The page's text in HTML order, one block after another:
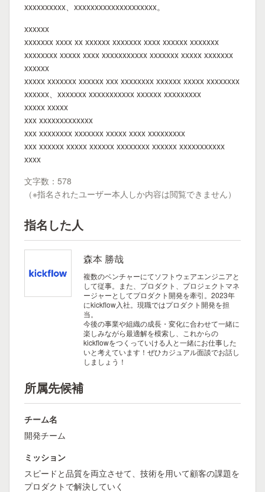
xxxxxxxxxx、xxxxxxxxxxxxxxxxxxxx。
xxxxxx
xxxxxxx xxxx xx xxxxxx xxxxxxx xxxx xxxxxx xxxxxxx
xxxxxxxx xxxxx xxxx xxxxxxxxxxx xxxxxxx xxxxx xxxxxxx
xxxxxx
xxxxx xxxxxxx xxxxxx xxx xxxxxxxx xxxxxx xxxxx xxxxxxxx
xxxxxx、xxxxxxx xxxxxxxxxxx xxxxxx xxxxxxxxx
xxxxx xxxxx
xxx xxxxxxxxxxxxx
xxx xxxxxxxx xxxxxxx xxxxx xxxx xxxxxxxxx
xxx xxxxxx xxxxx xxxxxx xxxxxxxx xxxxxx xxxxxxxxxxx
xxxx
文字数：578
（※指名されたユーザー本人しか内容は閲覧できません）
指名した人
森本 勝哉
複数のベンチャーにてソフトウェアエンジニアと
して従事。また、プロダクト、プロジェクトマネ
ージャーとしてプロダクト開発を牽引。2023年
にkickflow入社。現職ではプロダクト開発を担
当。
今後の事業や組織の成長・変化に合わせて一緒に
楽しみながら最適解を模索し、これからの
kickflowをつくっていける人と一緒にお仕事した
いと考えています！ぜひカジュアル面談でお話し
しましょう！
所属先候補
チーム名
開発チーム
ミッション
スピードと品質を両立させて、技術を用いて顧客の課題を
プロダクトで解決していく